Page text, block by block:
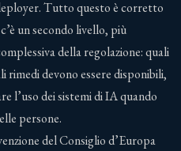
Tutto questo è corretto
un secondo livello, più
della regolazione: quali
devono essere disponibili,
l’uso dei sistemi di IA quando
persone.
del Consiglio d’Europa